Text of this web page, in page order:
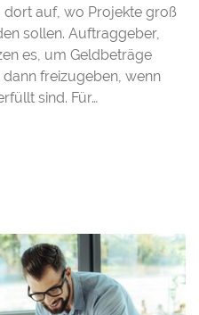
dort auf, wo Projekte groß
sollen. Auftraggeber,
es, um Geldbeträge
freizugeben, wenn
sind. Für…